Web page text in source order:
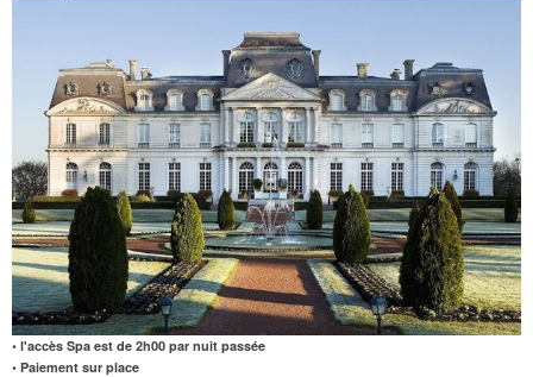
• l'accès Spa est de 2h00 par nuit passée
• Paiement sur place